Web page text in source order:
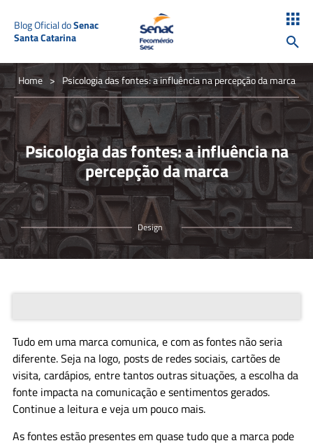
Blog Oficial doSenac
Santa Catarina
Home > Psicologia das fontes: a influência na percepção da marca
Psicologia das fontes: a influência na
percepção da marca
Design
Tudo em uma marca comunica, e com as fontes não seria
diferente. Seja na logo, posts de redes sociais, cartões de
visita, cardápios, entre tantos outras situações, a escolha da
fonte impacta na comunicação e sentimentos gerados.
Continue a leitura e veja um pouco mais.
As fontes estão presentes em quase tudo que a marca pode